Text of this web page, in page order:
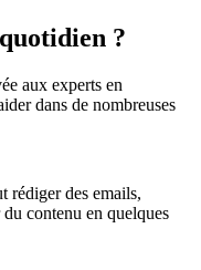
?
aux experts en
dans de nombreuses
rédiger des emails,
contenu en quelques